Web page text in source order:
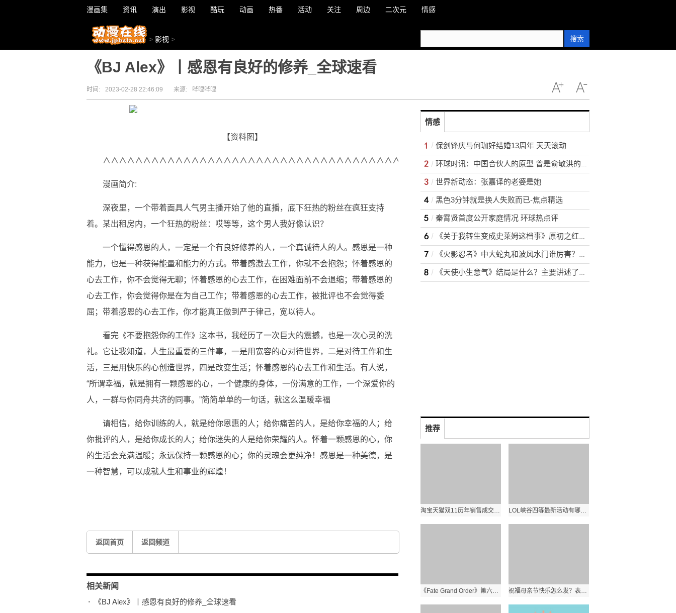
漫画集 资讯 演出 影视 酷玩 动画 热番 活动 关注 周边 二次元 情感
> 影视 > 搜索
《BJ Alex》丨感恩有良好的修养_全球速看
时间: 2023-02-28 22:46:09 来源: 哔哩哔哩
【资料图】
漫画简介:
深夜里，一个带着面具人气男主播开始了他的直播，底下狂热的粉丝在疯狂支持
着。某出租房内，一个狂热的粉丝：哎等等，这个男人我好像认识？
一个懂得感恩的人，一定是一个有良好修养的人，一个真诚待人的人。感恩是一种
能力，也是一种获得能量和能力的方式。带着感激去工作，你就不会抱怨；怀着感恩的
心去工作，你不会觉得无聊；怀着感恩的心去工作，在困难面前不会退缩；带着感恩的
心去工作，你会觉得你是在为自己工作；带着感恩的心去工作，被批评也不会觉得委
屈；带着感恩的心去工作，你才能真正做到严于律己，宽以待人。
看完《不要抱怨你的工作》这本书，我经历了一次巨大的震撼，也是一次心灵的洗
礼。它让我知道，人生最重要的三件事，一是用宽容的心对待世界，二是对待工作和生
活，三是用快乐的心创造世界，四是改变生活；怀着感恩的心去工作和生活。有人说，
“所谓幸福，就是拥有一颗感恩的心，一个健康的身体，一份满意的工作，一个深爱你的
人，一群与你同舟共济的同事。”简简单单的一句话，就这么温暖幸福
请相信，给你训练的人，就是给你恩惠的人；给你痛苦的人，是给你幸福的人；给
你批评的人，是给你成长的人；给你迷失的人是给你荣耀的人。怀着一颗感恩的心，你
的生活会充满温暖；永远保持一颗感恩的心；你的灵魂会更纯净！感恩是一种美德，是
一种智慧，可以成就人生和事业的辉煌！
返回首页 返回频道
相关新闻
《BJ Alex》丨感恩有良好的修养_全球速看
情感
保剑锋庆与何珈好结婚13周年 天天滚动
环球时讯：中国合伙人的原型 曾是俞敏洪的合伙人
世界新动态：张嘉译的老婆是她
黑色3分钟就是换人失败而已-焦点精选
秦霄贤首度公开家庭情况 环球热点评
《关于我转生变成史莱姆这档事》原初之红为什么害怕原初之黑？库洛艾为什么杀米莉姆？
《火影忍者》中大蛇丸和波风水门谁厉害？鼬为什么叫卡卡西大哥
《天使小生意气》结局是什么？主要讲述了什么故事？
推荐
淘宝天猫双11历年销售成交额数据是多少？历年双十一淘宝天猫业绩分析？ 环球实时 LOL峡谷四等最新活动有哪些？活动规则奖励有哪些？:世界看热讯
《Fate Grand Order》第六章怎么玩？FGO第六章敌方配置汇总？_世界报资讯 祝福母亲节快乐怎么发？表达了妈妈辛苦了女神节日快乐的句子有哪些？